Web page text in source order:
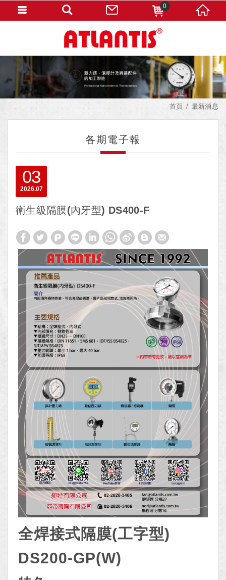
首頁 最新消息
各期電子報
03
07
2026
衛生級隔膜(內牙型) DS400-F
全焊接式隔膜(工字型)
DS200-GP(W)
0